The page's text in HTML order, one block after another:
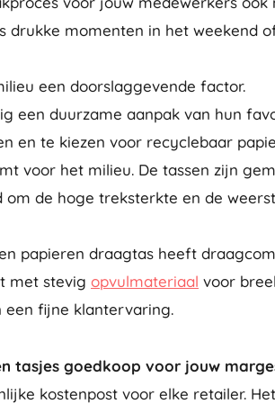
drukke momenten in het weekend
een doorslaggevende factor.
een duurzame aanpak van hun
en te kiezen voor recyclebaar
voor het milieu. De tassen zijn
om de hoge treksterkte en de
papieren draagtas heeft
met stevig opvulmateriaal voor
fijne klantervaring.
tasjes goedkoop voor jouw
kostenpost voor elke retailer.